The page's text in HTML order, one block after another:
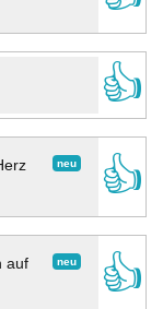
👍
neu 👍
neu
auf
👍